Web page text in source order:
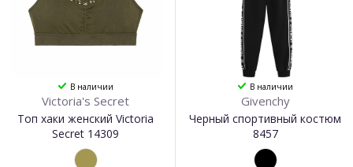
В наличии
Victoria's Secret
Топ хаки женский Victoria
Secret 14309
В наличии
Givenchy
Черный спортивный костюм
8457